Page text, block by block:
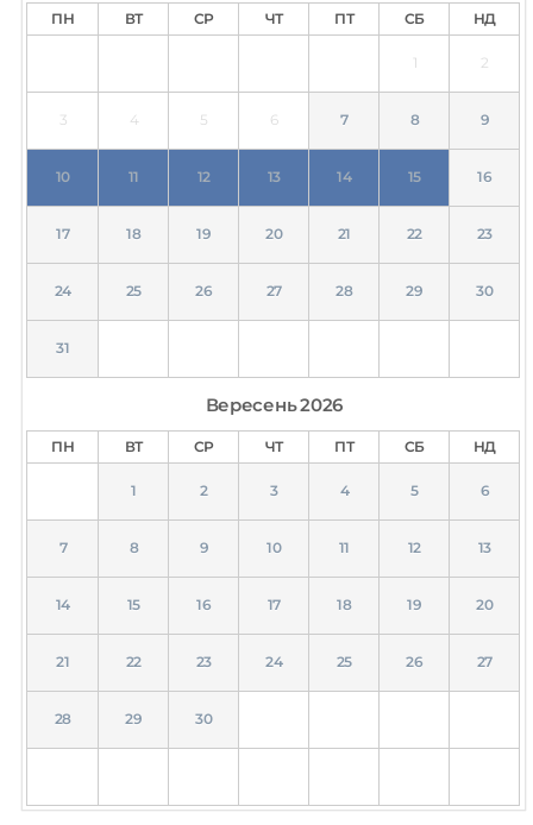
ПН ВТ СР ЧТ ПТ СБ НД
1 2
3 4 5 6 7 8 9
10 11 12 13 14 15 16
17 18 19 20 21 22 23
24 25 26 27 28 29 30
31
Вересень2026
ПН ВТ СР ЧТ ПТ СБ НД
1 2 3 4 5 6
7 8 9 10 11 12 13
14 15 16 17 18 19 20
21 22 23 24 25 26 27
28 29 30